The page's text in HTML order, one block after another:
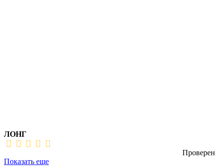
ЛОНГ
Проверен
Показать еще